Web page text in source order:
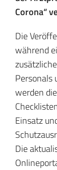
Corona“
Die
während
Personals
werden
Einsatz
Die